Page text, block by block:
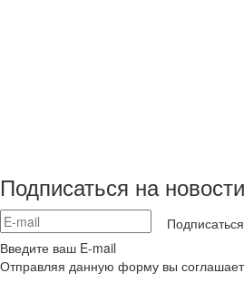
Подписаться на
Подписаться
Введите ваш E-mail
Отправляя данную форму вы